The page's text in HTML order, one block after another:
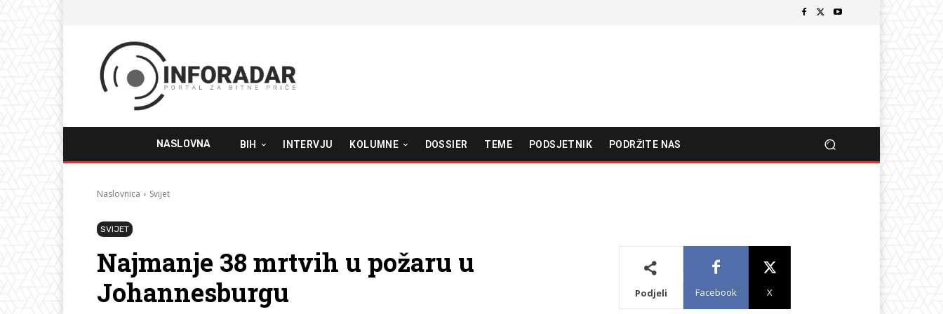
NASLOVNA BIH INTERVJU KOLUMNE DOSSIER TEME PODSJETNIK PODRŽITE NAS
Naslovnica Svijet
SVIJET
Najmanje 38 mrtvih u požaru u
Johannesburgu
Podjeli Facebook X